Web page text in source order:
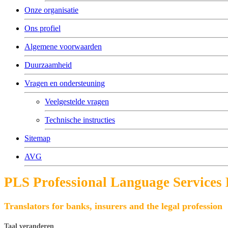
Onze organisatie
Ons profiel
Algemene voorwaarden
Duurzaamheid
Vragen en ondersteuning
Veelgestelde vragen
Technische instructies
Sitemap
AVG
PLS Professional Language Services
Translators for banks, insurers and the legal profession
Taal veranderen